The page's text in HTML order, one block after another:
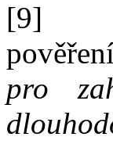
[9]
pro